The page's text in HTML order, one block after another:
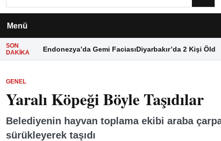
Menü
SON
DAKIKA
Endonezya’da Gemi FaciasıDiyarbakır’da 2 Kişi Öldü
GENEL
Yaralı Köpeği Böyle Taşıdılar
Belediyenin hayvan toplama ekibi araba
sürükleyerek taşıdı